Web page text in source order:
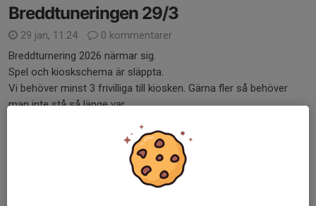
Breddtuneringen 29/3
29 jan, 11:24
0 kommentarer
Breddturnering 2026 närmar sig.
Spel och kioskschema är släppta.
Vi behöver minst 3 frivilliga till kiosken. Gärna fler så behöver
man inte stå så länge var.